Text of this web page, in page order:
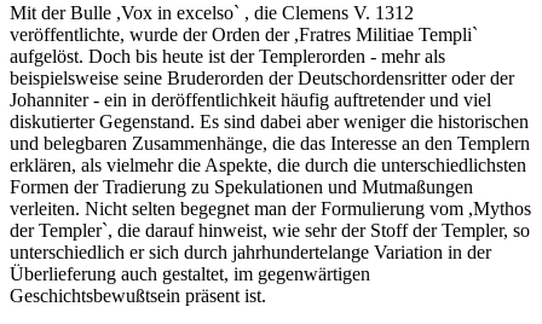
Mit der Bulle ,Vox in excelso` , die Clemens V. 1312
veröffentlichte, wurde der Orden der ,Fratres Militiae Templi`
aufgelöst. Doch bis heute ist der Templerorden - mehr als
beispielsweise seine Bruderorden der Deutschordensritter oder der
Johanniter - ein in deröffentlichkeit häufig auftretender und viel
diskutierter Gegenstand. Es sind dabei aber weniger die historischen
und belegbaren Zusammenhänge, die das Interesse an den Templern
erklären, als vielmehr die Aspekte, die durch die unterschiedlichsten
Formen der Tradierung zu Spekulationen und Mutmaßungen
verleiten. Nicht selten begegnet man der Formulierung vom ,Mythos
der Templer`, die darauf hinweist, wie sehr der Stoff der Templer, so
unterschiedlich er sich durch jahrhundertelange Variation in der
Überlieferung auch gestaltet, im gegenwärtigen
Geschichtsbewußtsein präsent ist.